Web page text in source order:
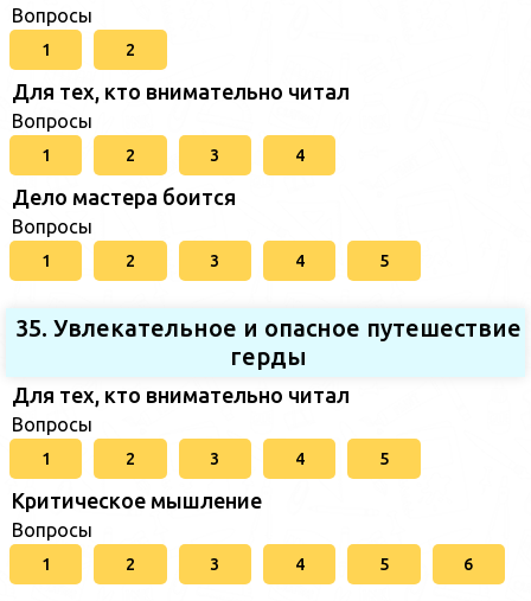
Вопросы
1 2
Для тех, кто внимательно читал
Вопросы
1 2 3 4
Дело мастера боится
Вопросы
1 2 3 4 5
35. Увлекательное и опасное путешествие
герды
Для тех, кто внимательно читал
Вопросы
1 2 3 4 5
Критическое мышление
Вопросы
1 2 3 4 5 6